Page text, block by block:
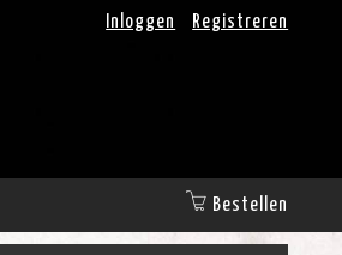
Inloggen Registreren
Bestellen